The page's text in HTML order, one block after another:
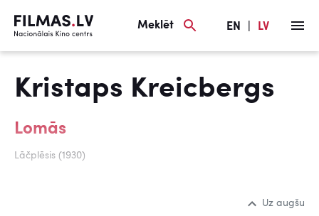
Meklēt EN LV
Kristaps Kreicbergs
Lomās
Lāčplēsis (1930)
Uz augšu